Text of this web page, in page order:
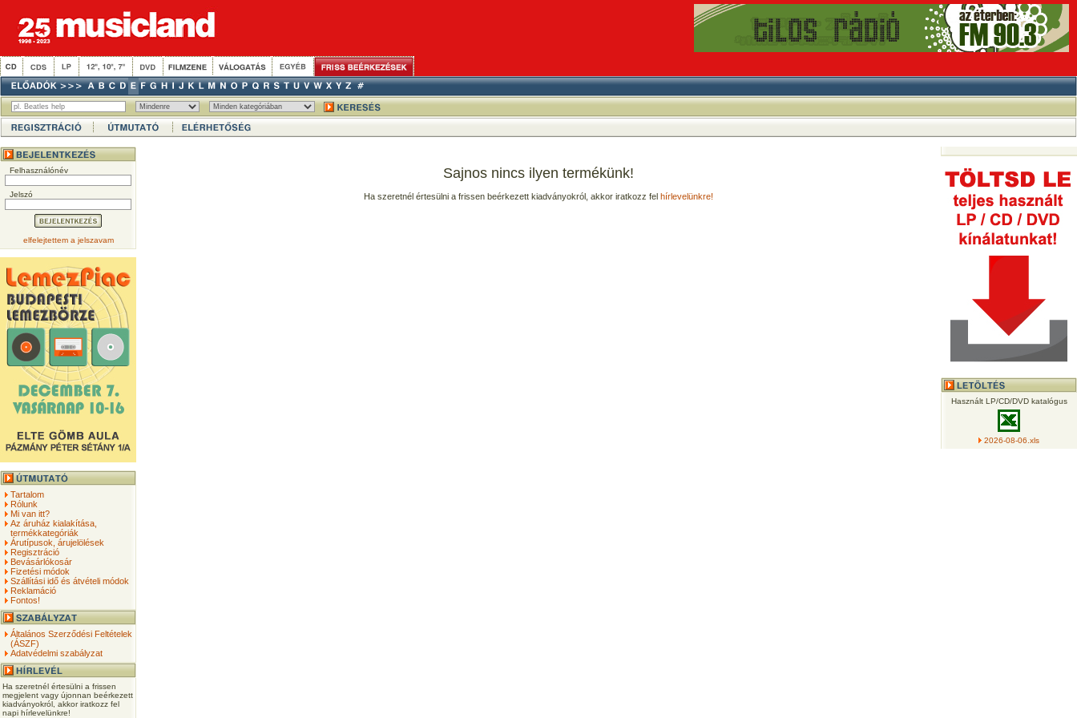
Felhasználónév
Jelszó
elfelejtettem a jelszavam
Tartalom
Rólunk
Mi van itt?
Az áruház kialakítása,
termékkategóriák
Árutípusok, árujelölések
Regisztráció
Bevásárlókosár
Fizetési módok
Szállítási idő és átvételi módok
Reklamáció
Fontos!
Általános Szerződési Feltételek
(ÁSZF)
Adatvédelmi szabályzat
Ha szeretnél értesülni a frissen
megjelent vagy újonnan beérkezett
kiadványokról, akkor iratkozz fel
napi hírlevelünkre!
Sajnos nincs ilyen termékünk!
Ha szeretnél értesülni a frissen beérkezett kiadványokról, akkor iratkozz fel hírlevelünkre!
Használt LP/CD/DVD katalógus
2026-08-06.xls